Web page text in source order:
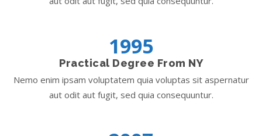
1995
Practical Degree From NY
Nemo enim ipsam voluptatem quia voluptas sit aspernatur
aut odit aut fugit, sed quia consequuntur.